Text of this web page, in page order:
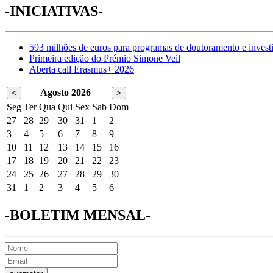
-INICIATIVAS-
593 milhões de euros para programas de doutoramento e
Primeira edição do Prémio Simone Veil
Aberta call Erasmus+ 2026
< Agosto 2026 >
Seg Ter Qua Qui Sex Sab Dom
27
28 29 30 31 1
2
3
4 5 6 7 8
9
10
11 12 13 14 15
16
17
18 19 20 21 22
23
24
25 26 27 28 29
30
31
1 2 3 4 5 6
-BOLETIM MENSAL-